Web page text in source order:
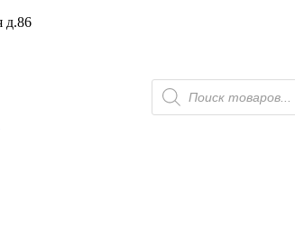
д.86
Поиск
товаров